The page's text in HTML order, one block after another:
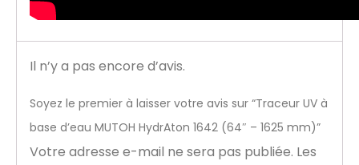
Il n’y a pas encore d’avis.
Soyez le premier à laisser votre avis sur “Traceur UV à
base d’eau MUTOH HydrAton 1642 (64″ – 1625 mm)”
Votre adresse e-mail ne sera pas publiée. Les